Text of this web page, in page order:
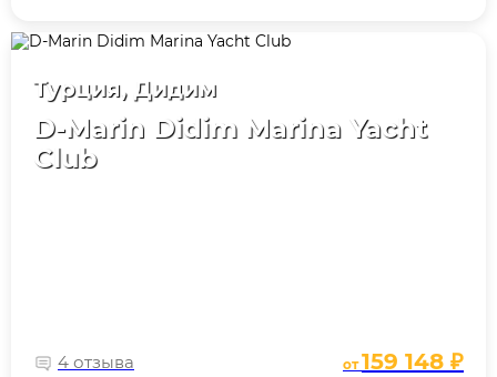
Турция, Дидим
D-Marin Didim Marina Yacht
Club
4 отзыва от159 148 ₽